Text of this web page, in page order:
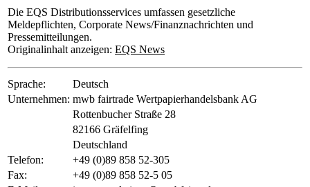
Die EQS Distributionsservices umfassen gesetzliche
Meldepflichten, Corporate News/Finanznachrichten und
Pressemitteilungen.
Originalinhalt anzeigen: EQS News
Sprache:
Deutsch
Unternehmen: mwb fairtrade Wertpapierhandelsbank AG
Rottenbucher Straße 28
82166 Gräfelfing
Deutschland
Telefon:
+49 (0)89 858 52-305
Fax:
+49 (0)89 858 52-5 05